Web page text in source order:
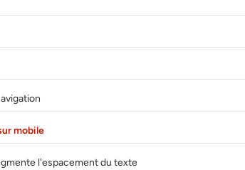
mobile
l'espacement du texte